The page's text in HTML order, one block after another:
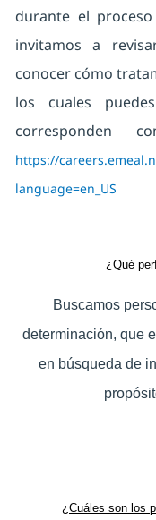
durante el
invitamos a
conocer cómo
los cuales
corresponden
https://
language=en_US
¿Qué
Buscamos
determinación, que
en búsqueda de
¿Cuáles son los